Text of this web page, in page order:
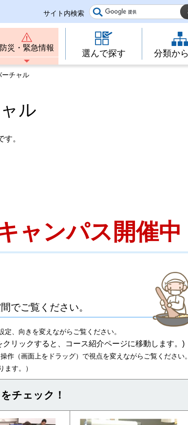
サイト内検索
防災・緊急情報
選んで探す 分類か
チャル
ル
。
ャンパス開催中
でご覧ください。
、向きを変えながらご覧ください。
リックすると、コース紹介ページに移動します。)
作（画面上をドラッグ）で視点を変えながらご覧ください
ます。）
チェック！